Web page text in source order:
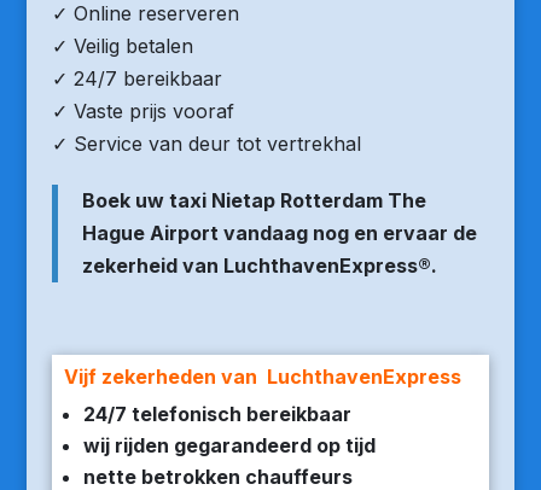
✓ Online reserveren
✓ Veilig betalen
✓ 24/7 bereikbaar
✓ Vaste prijs vooraf
✓ Service van deur tot vertrekhal
Boek uw taxi Nietap Rotterdam The
Hague Airport vandaag nog en ervaar de
zekerheid van LuchthavenExpress®.
Vijf zekerheden van LuchthavenExpress
24/7 telefonisch bereikbaar
wij rijden gegarandeerd op tijd
nette betrokken chauffeurs